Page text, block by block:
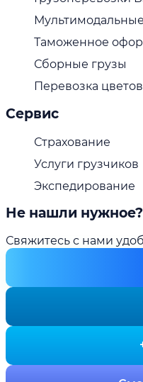
Таможенное
Сборные грузы
Перевозка
Сервис
Страхование
Услуги грузчиков
Экспедирование
Не нашли нужное?
Свяжитесь с нами